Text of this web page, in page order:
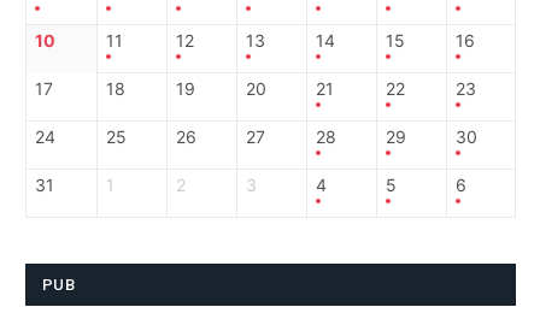
10 11 12 13 14 15 16
17 18 19 20 21 22 23
24 25 26 27 28 29 30
31 1 2 3 4 5 6
PUB